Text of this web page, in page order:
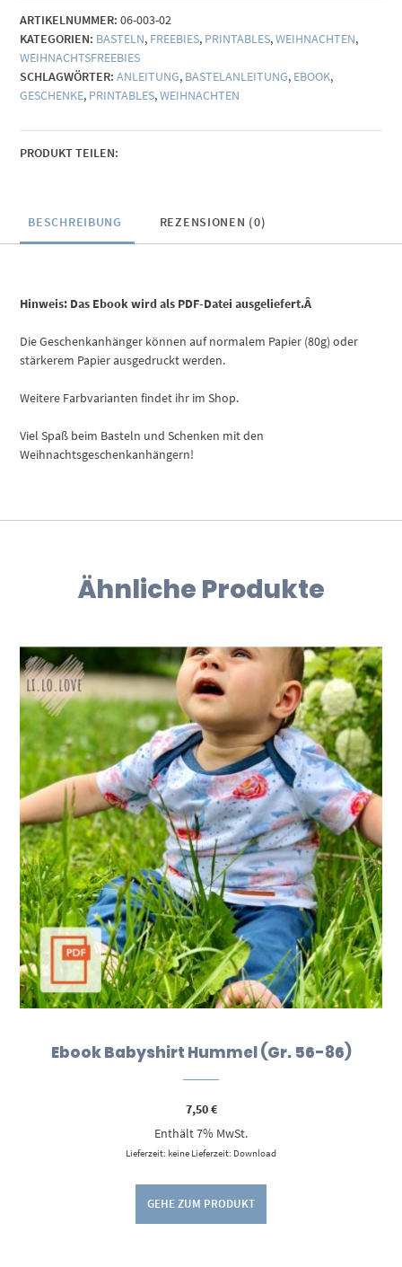
ARTIKELNUMMER: 06-003-02
KATEGORIEN: BASTELN, FREEBIES, PRINTABLES,WEIHNACHTEN,
WEIHNACHTSFREEBIES
SCHLAGWÖRTER: ANLEITUNG, BASTELANLEITUNG, EBOOK,
GESCHENKE, PRINTABLES,WEIHNACHTEN
PRODUKT TEILEN:
BESCHREIBUNG REZENSIONEN (0)
Hinweis: Das Ebook wird als PDF-Datei ausgeliefert.Â
Die Geschenkanhänger können auf normalem Papier (80g) oder
stärkerem Papier ausgedruckt werden.
Weitere Farbvarianten findet ihr im Shop.
Viel Spaß beim Basteln und Schenken mit den
Weihnachtsgeschenkanhängern!
Ähnliche Produkte
Ebook Babyshirt Hummel (Gr. 56-86)
7,50€
Enthält 7% MwSt.
Lieferzeit: keine Lieferzeit: Download
GEHE ZUM PRODUKT